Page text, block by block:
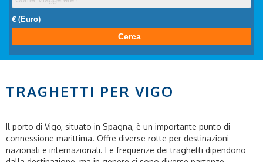
TRAGHETTI PER VIGO
Il porto di Vigo, situato in Spagna, è un importante punto di
connessione marittima. Offre diverse rotte per destinazioni
nazionali e internazionali. Le frequenze dei traghetti dipendono